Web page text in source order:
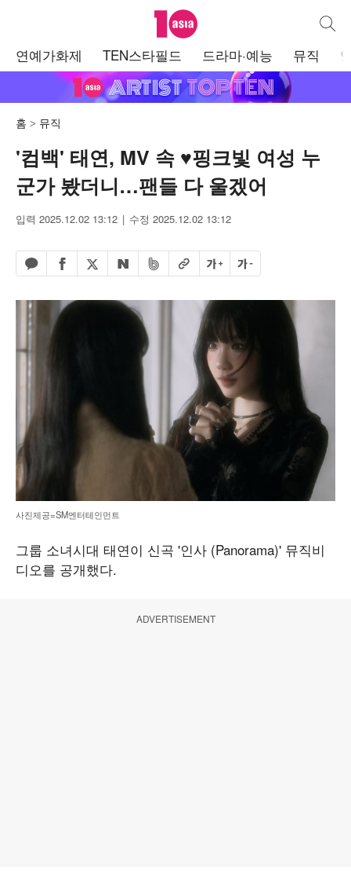
텐아시아 통합
연예가화제 TEN스타필드 드라마·예능 뮤직
홈 뮤직
'컴백' 태연, MV 속 ♥핑크빛 여성 누
군가 봤더니…팬들 다 울겠어
입력 2025.12.02 13:12 수정 2025.12.02 13:12
카카오톡 공유하기
페이스북 공유하기
엑스 공유하기
네이버 공유하기
밴드 공유하기
URL복사글자 크게글자 작게
사진제공=SM엔터테인먼트
그룹 소녀시대 태연이 신곡 '인사 (Panorama)' 뮤직비
디오를 공개했다.
ADVERTISEMENT